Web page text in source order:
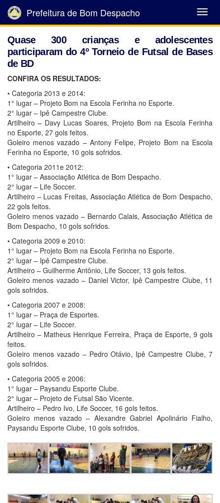
Abrir
Menu
Prefeitura de Bom Despacho
Quase 300 crianças e adolescentes
participaram do 4º Torneio de Futsal de Bases
de BD
CONFIRA OS RESULTADOS:
• Categoria 2013 e 2014:
1° lugar – Projeto Bom na Escola Ferinha no Esporte.
2° lugar – Ipê Campestre Clube.
Artilheiro – Davy Lucas Soares, Projeto Bom na Escola Ferinha
no Esporte, 27 gols feitos.
Goleiro menos vazado – Antony Felipe, Projeto Bom na Escola
Ferinha no Esporte, 10 gols sofridos.
• Categoria 2011e 2012:
1° lugar – Associação Atlética de Bom Despacho.
2° lugar – Life Soccer.
Artilheiro – Lucas Freitas, Associação Atlética de Bom Despacho,
22 gols feitos.
Goleiro menos vazado – Bernardo Calais, Associação Atlética de
Bom Despacho, 10 gols sofridos.
• Categoria 2009 e 2010:
1° lugar – Projeto Bom na Escola Ferinha no Esporte.
2° lugar – Ipê Campestre Clube.
Artilheiro – Guilherme Antônio, Life Soccer, 13 gols feitos.
Goleiro menos vazado – Daniel Victor, Ipê Campestre Clube, 11
gols sofridos.
• Categoria 2007 e 2008:
1° lugar – Praça de Esportes.
2° lugar – Life Soccer.
Artilheiro – Matheus Henrique Ferreira, Praça de Esporte, 9 gols
feitos.
Goleiro menos vazado – Pedro Otávio, Ipê Campestre Clube, 7
gols sofridos.
• Categoria 2005 e 2006:
1° lugar – Paysandu Esporte Clube.
2° lugar – Projeto de Futsal São Vicente.
Artilheiro – Pedro Ivo, Life Soccer, 16 gols feitos.
Goleiro menos vazado – Alexandre Gabriel Apolinário Fialho,
Paysandu Esporte Clube, 10 gols sofridos.